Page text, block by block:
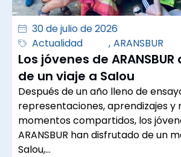
30 de julio de 2026
Actualidad
, ARANSBUR
Los jóvenes de
de un viaje a Salou
Después de un año lleno de
representaciones, aprendizajes y
momentos compartidos, los
ARANSBUR han disfrutado de un
Salou,…